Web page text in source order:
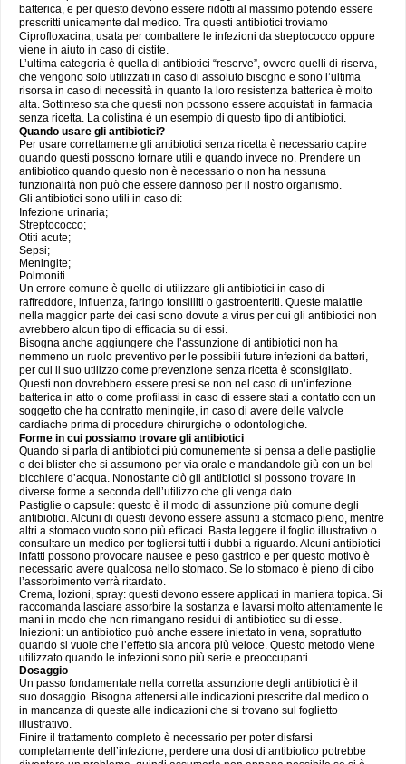
batterica, e per questo devono essere ridotti al massimo potendo essere
prescritti unicamente dal medico. Tra questi antibiotici troviamo
Ciprofloxacina, usata per combattere le infezioni da streptococco oppure
viene in aiuto in caso di cistite.
L’ultima categoria è quella di antibiotici “reserve”, ovvero quelli di riserva,
che vengono solo utilizzati in caso di assoluto bisogno e sono l’ultima
risorsa in caso di necessità in quanto la loro resistenza batterica è molto
alta. Sottinteso sta che questi non possono essere acquistati in farmacia
senza ricetta. La colistina è un esempio di questo tipo di antibiotici.
Quando usare gli antibiotici?
Per usare correttamente gli antibiotici senza ricetta è necessario capire
quando questi possono tornare utili e quando invece no. Prendere un
antibiotico quando questo non è necessario o non ha nessuna
funzionalità non può che essere dannoso per il nostro organismo.
Gli antibiotici sono utili in caso di:
Infezione urinaria;
Streptococco;
Otiti acute;
Sepsi;
Meningite;
Polmoniti.
Un errore comune è quello di utilizzare gli antibiotici in caso di
raffreddore, influenza, faringo tonsilliti o gastroenteriti. Queste malattie
nella maggior parte dei casi sono dovute a virus per cui gli antibiotici non
avrebbero alcun tipo di efficacia su di essi.
Bisogna anche aggiungere che l’assunzione di antibiotici non ha
nemmeno un ruolo preventivo per le possibili future infezioni da batteri,
per cui il suo utilizzo come prevenzione senza ricetta è sconsigliato.
Questi non dovrebbero essere presi se non nel caso di un’infezione
batterica in atto o come profilassi in caso di essere stati a contatto con un
soggetto che ha contratto meningite, in caso di avere delle valvole
cardiache prima di procedure chirurgiche o odontologiche.
Forme in cui possiamo trovare gli antibiotici
Quando si parla di antibiotici più comunemente si pensa a delle pastiglie
o dei blister che si assumono per via orale e mandandole giù con un bel
bicchiere d’acqua. Nonostante ciò gli antibiotici si possono trovare in
diverse forme a seconda dell’utilizzo che gli venga dato.
Pastiglie o capsule: questo è il modo di assunzione più comune degli
antibiotici. Alcuni di questi devono essere assunti a stomaco pieno, mentre
altri a stomaco vuoto sono più efficaci. Basta leggere il foglio illustrativo o
consultare un medico per togliersi tutti i dubbi a riguardo. Alcuni antibiotici
infatti possono provocare nausee e peso gastrico e per questo motivo è
necessario avere qualcosa nello stomaco. Se lo stomaco è pieno di cibo
l’assorbimento verrà ritardato.
Crema, lozioni, spray: questi devono essere applicati in maniera topica. Si
raccomanda lasciare assorbire la sostanza e lavarsi molto attentamente le
mani in modo che non rimangano residui di antibiotico su di esse.
Iniezioni: un antibiotico può anche essere iniettato in vena, soprattutto
quando si vuole che l’effetto sia ancora più veloce. Questo metodo viene
utilizzato quando le infezioni sono più serie e preoccupanti.
Dosaggio
Un passo fondamentale nella corretta assunzione degli antibiotici è il
suo dosaggio. Bisogna attenersi alle indicazioni prescritte dal medico o
in mancanza di queste alle indicazioni che si trovano sul foglietto
illustrativo.
Finire il trattamento completo è necessario per poter disfarsi
completamente dell’infezione, perdere una dosi di antibiotico potrebbe